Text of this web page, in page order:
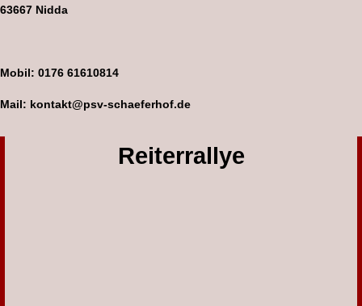
63667 Nidda
Mobil: 0176 61610814
Mail: kontakt@psv-schaeferhof.de
Reiterrallye